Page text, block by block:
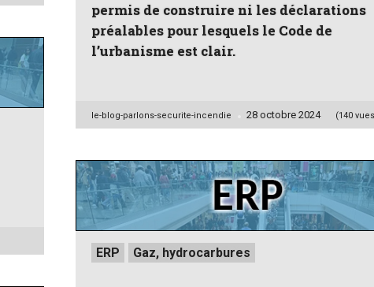
permis de construire ni les déclarations
préalables pour lesquels le Code de
l’urbanisme est clair.
Posted
le-blog-parlons-securite-incendie 28 octobre 2024 (140
Posted
inERP Gaz, hydrocarbures